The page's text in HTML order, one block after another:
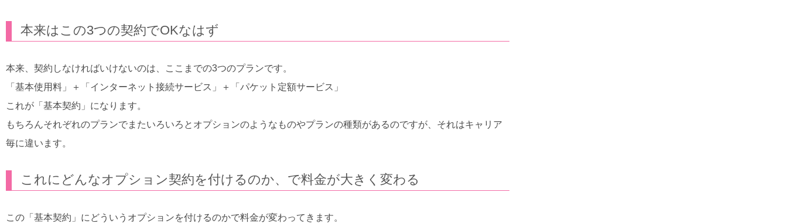
本来はこの3つの契約でOKなはず
本来、契約しなければいけないのは、ここまでの3つのプランです。
「基本使用料」＋「インターネット接続サービス」＋「パケット定額サービス」
これが「基本契約」になります。
もちろんそれぞれのプランでまたいろいろとオプションのようなものやプランの種類があるのですが、それはキャリア
毎に違います。
これにどんなオプション契約を付けるのか、で料金が大きく変わる
この「基本契約」にどういうオプションを付けるのかで料金が変わってきます。